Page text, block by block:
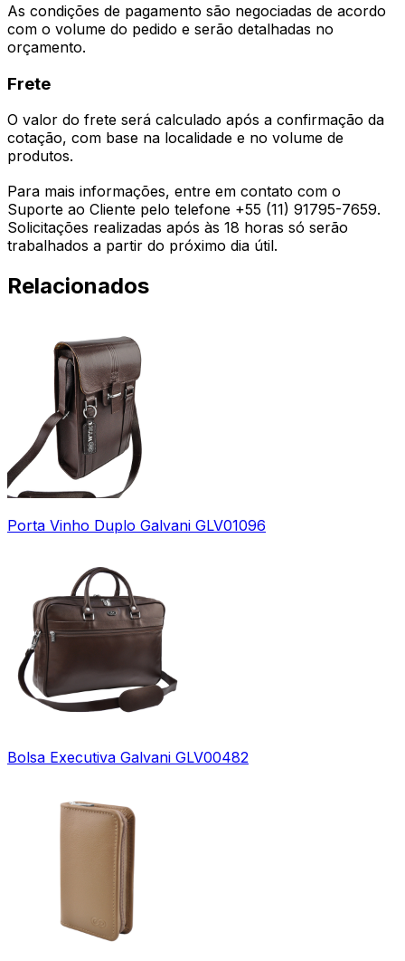
As condições de pagamento são negociadas de acordo
com o volume do pedido e serão detalhadas no
orçamento.
Frete
O valor do frete será calculado após a confirmação da
cotação, com base na localidade e no volume de
produtos.
Para mais informações, entre em contato com o
Suporte ao Cliente pelo telefone +55 (11) 91795-7659.
Solicitações realizadas após às 18 horas só serão
trabalhados a partir do próximo dia útil.
Relacionados
Porta Vinho Duplo Galvani GLV01096
Bolsa Executiva Galvani GLV00482